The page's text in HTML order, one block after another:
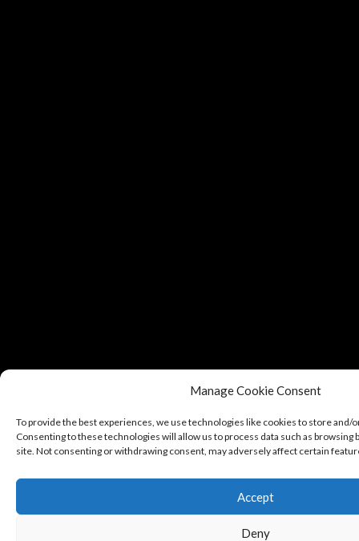
Manage Cookie Consent
To provide the best experiences, we use technologies like cookies to store and/
Consenting to these technologies will allow us to process data such as browsing
site. Not consenting or withdrawing consent, may adversely affect certain
Accept
Deny